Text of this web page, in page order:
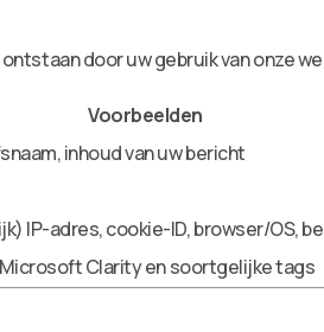
door uw gebruik van onze
Voorbeelden
inhoud van uw bericht
IP-adres, cookie-ID, browser/OS,
Clarity en soortgelijke tags